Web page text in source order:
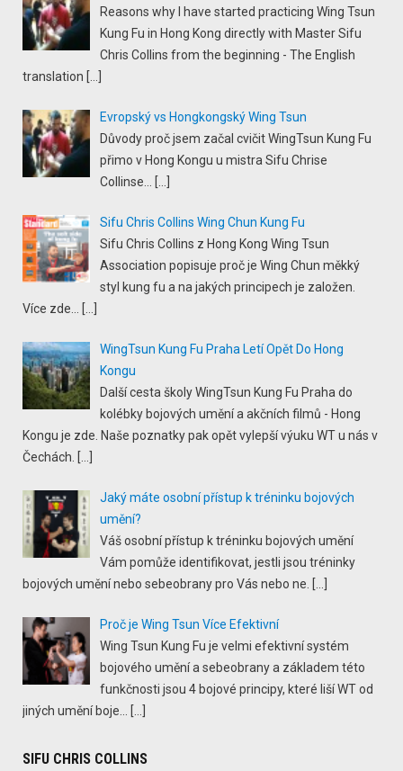
Reasons why I have started practicing Wing Tsun
Kung Fu in Hong Kong directly with Master Sifu
Chris Collins from the beginning - The English
translation
Evropský vs Hongkongský Wing Tsun
Důvody proč jsem začal cvičit WingTsun Kung Fu
přimo v Hong Kongu u mistra Sifu Chrise
Collinse...
Sifu Chris Collins Wing Chun Kung Fu
Sifu Chris Collins z Hong Kong Wing Tsun
Association popisuje proč je Wing Chun měkký
styl kung fu a na jakých principech je založen.
Více zde...
WingTsun Kung Fu Praha Letí Opět Do Hong
Kongu
Další cesta školy WingTsun Kung Fu Praha do
kolébky bojových umění a akčních filmů - Hong
Kongu je zde. Naše poznatky pak opět vylepší výuku WT u nás v
Čechách.
Jaký máte osobní přístup k tréninku bojových
umění?
Váš osobní přístup k tréninku bojových umění
Vám pomůže identifikovat, jestli jsou tréninky
bojových umění nebo sebeobrany pro Vás nebo ne.
Proč je Wing Tsun Více Efektivní
Wing Tsun Kung Fu je velmi efektivní systém
bojového umění a sebeobrany a základem této
funkčnosti jsou 4 bojové principy, které liší WT od
jiných umění boje...
SIFU CHRIS COLLINS